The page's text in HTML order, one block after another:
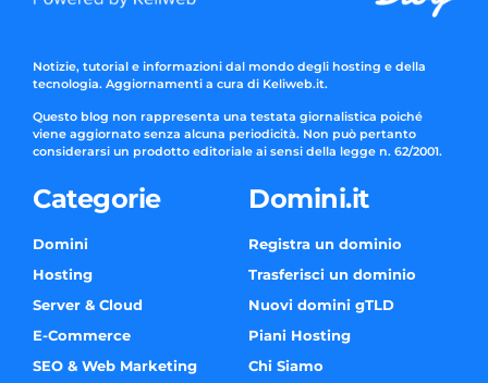
Notizie, tutorial e informazioni dal mondo degli hosting e della
tecnologia. Aggiornamenti a cura di Keliweb.it.
Questo blog non rappresenta una testata giornalistica poiché
viene aggiornato senza alcuna periodicità. Non può pertanto
considerarsi un prodotto editoriale ai sensi della legge n. 62/2001.
Categorie
Domini
Hosting
Server & Cloud
E-Commerce
SEO & Web Marketing
Domini.it
Registra un dominio
Trasferisci un dominio
Nuovi domini gTLD
Piani Hosting
Chi Siamo